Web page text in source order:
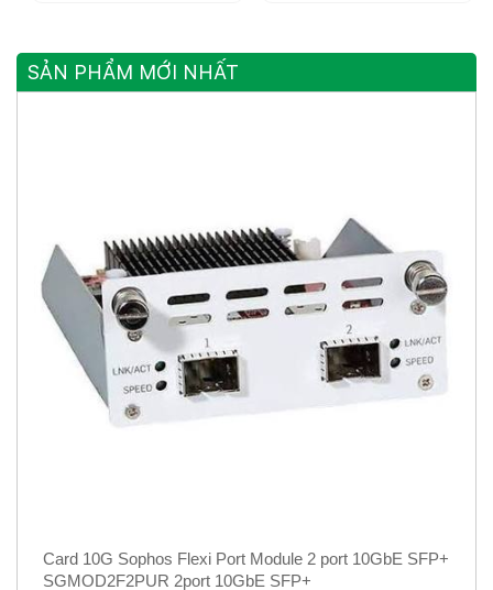
SẢN PHẨM MỚI NHẤT
Card 10G Sophos Flexi Port Module 2 port 10GbE SFP+
SGMOD2F2PUR 2port 10GbE SFP+